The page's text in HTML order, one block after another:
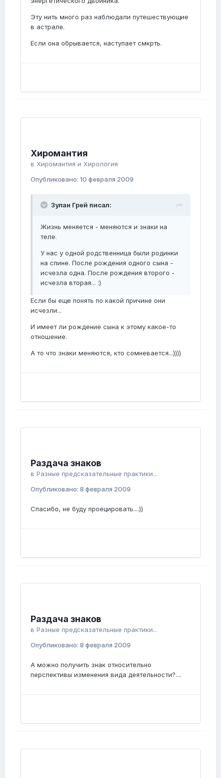
Эту нить много раз наблюдали путешествующие
в астрале.
Если она обрывается, наступает смкрть.
Хиромантия
в Хиромантия и Хирология
Опубликовано: 10 февраля 2009
Зулан Грей писал:
Жизнь меняется - меняются и знаки на
теле.
У нас у одной родственница были родинки
на спине. После рождения одного сына -
исчезла одна. После рождения второго -
исчезла вторая... :)
Если бы еще понять по какой причине они
исчезли...
И имеет ли рождение сына к этому какое-то
отношение.
А то что знаки меняются, кто сомневается...))))
Раздача знаков
в Разные предсказательные практики...
Опубликовано: 8 февраля 2009
Спасибо, не буду проецировать....))
Раздача знаков
в Разные предсказательные практики...
Опубликовано: 8 февраля 2009
А можно получить знак относительно
перспективы изменения вида деятельности?....